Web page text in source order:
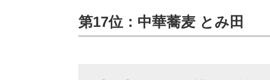
第17位：中華蕎麦 とみ田